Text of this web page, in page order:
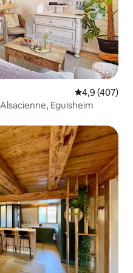
Gemiddelde
4,9 (407)
Eguisheim